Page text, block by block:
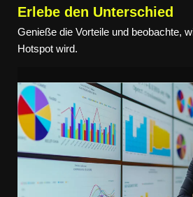
Erlebe den Unterschied
Genieße die Vorteile und beobachte,
Hotspot wird.